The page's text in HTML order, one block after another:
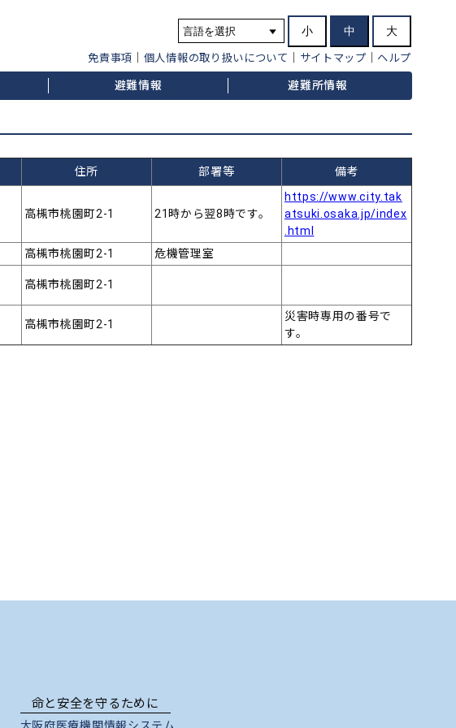
小 中 大
免責事項 個人情報の取り扱いについて サイトマップ ヘルプ
避難情報 避難所情報
住所 部署等 備考
高槻市桃園町2-1 21時から翌8時です。
https://www.city.tak
atsuki.osaka.jp/index
.html
高槻市桃園町2-1
危機管理室
高槻市桃園町2-1
高槻市桃園町2-1
災害時専用の番号で
す。
命と安全を守るために
大阪府医療機関情報システム